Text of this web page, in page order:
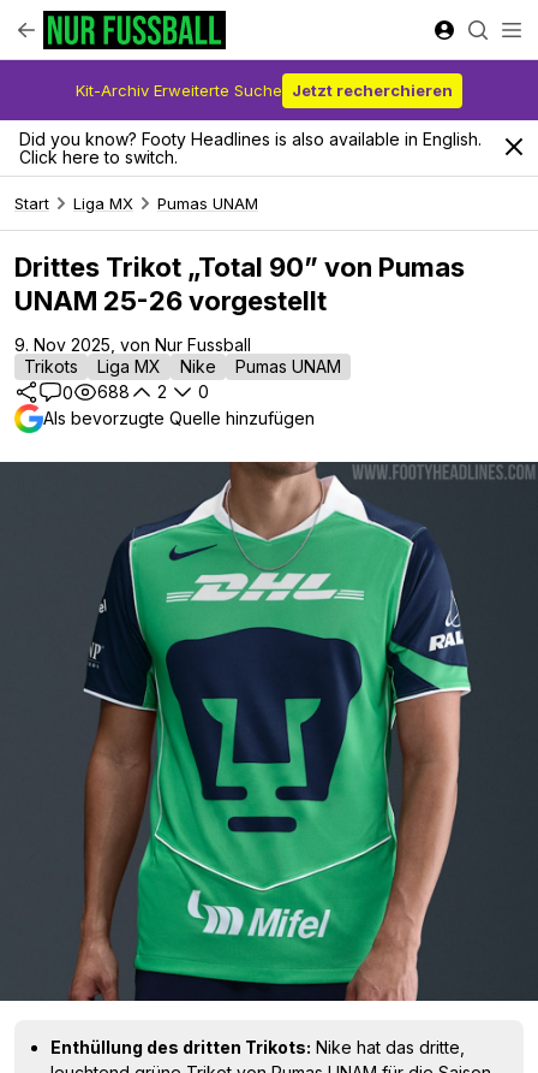
Kit-Archiv Erweiterte Suche Jetzt recherchieren
Did you know? Footy Headlines is also available in English.
Click here to switch.
Start Liga MX Pumas UNAM
Drittes Trikot „Total 90” von Pumas
UNAM 25-26 vorgestellt
9. Nov 2025, von Nur Fussball
Trikots
Liga MX Nike
Pumas UNAM
0
688 2
0
Als bevorzugte Quelle hinzufügen
Enthüllung des dritten Trikots: Nike hat das dritte,